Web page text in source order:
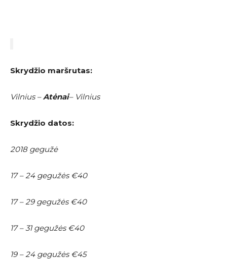
Skrydžio maršrutas:
Vilnius –Atėnai– Vilnius
Skrydžio datos:
2018 gegužė
17 – 24 gegužės €40
17 – 29 gegužės €40
17 – 31 gegužės €40
19 – 24 gegužės €45